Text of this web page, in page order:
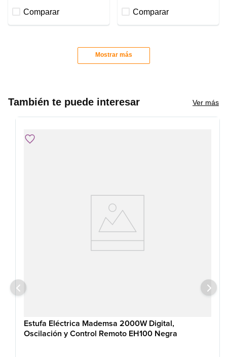
Comparar Comparar
Mostrar más
También te puede interesar Ver más
Estufa Eléctrica Mademsa 2000W Digital,
Oscilación y Control Remoto EH100 Negra